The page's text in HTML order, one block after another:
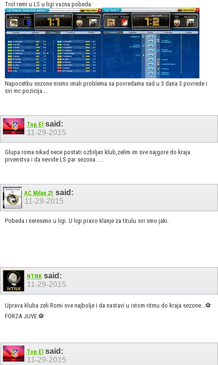
Trol remi u LS u ligi vazna pobeda:
Napocetku sezone nismo imali problema sa povredama sad u 3 dana 3 povrede i
svi mc pozicija....
Top El said:
11-29-2015
Glupa roma nikad nece postati ozbiljan klub,zelim im sve najgore do kraja
prvenstva i da nevide LS par sezona......
AC Milan 21 said:
11-29-2015
Pobeda i nereseno u ligi. U ligi pravo klanje za titulu svi smo jaki.
NTNK said:
11-29-2015
Uprava kluba zeli Romi sve najbolje i da nastavi u istom ritmu do kraja sezone...⚽
FORZA JUVE ⚽
Top El said:
11-29-2015